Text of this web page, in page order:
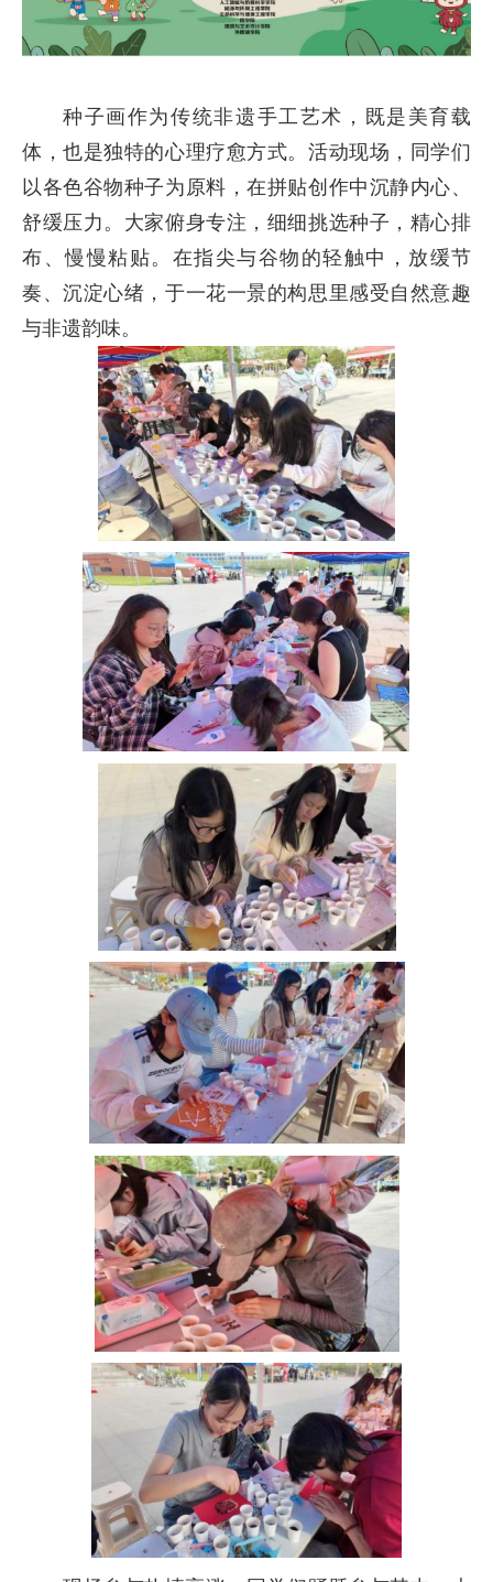
种子画作为传统非遗手工艺术，既是美育载
体，也是独特的心理疗愈方式。活动现场，同学们
以各色谷物种子为原料，在拼贴创作中沉静内心、
舒缓压力。大家俯身专注，细细挑选种子，精心排
布、慢慢粘贴。在指尖与谷物的轻触中，放缓节
奏、沉淀心绪，于一花一景的构思里感受自然意趣
与非遗韵味。